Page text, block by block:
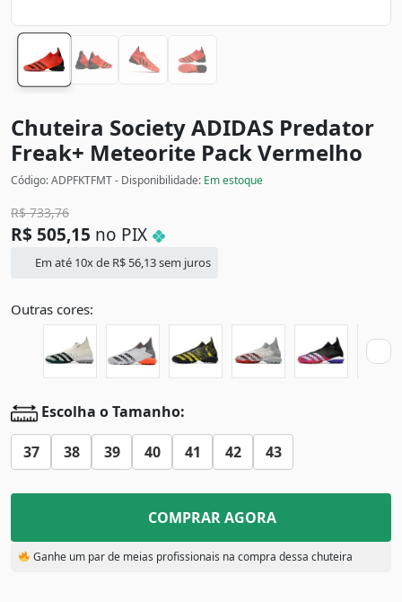
Chuteira Society ADIDAS Predator
Freak+ Meteorite PackVermelho
Código: ADPFKTFMT - Disponibilidade: Em estoque
R$733,76
R$ 505,15 no PIX
Em até 10x de R$ 56,13sem juros
Outras cores:
Escolha o Tamanho:
37 38 39 40 41 42 43
COMPRAR AGORA
Ganhe um par de meias profissionais na compra dessa chuteira